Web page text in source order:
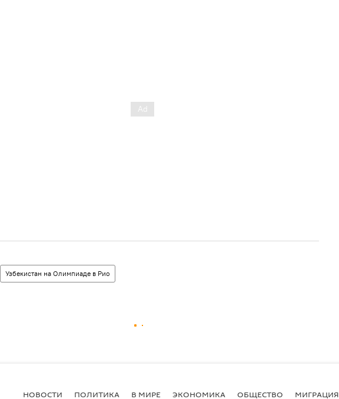
Узбекистан на Олимпиаде в Рио
НОВОСТИ ПОЛИТИКА В МИРЕ ЭКОНОМИКА ОБЩЕСТВО МИГРАЦИЯ